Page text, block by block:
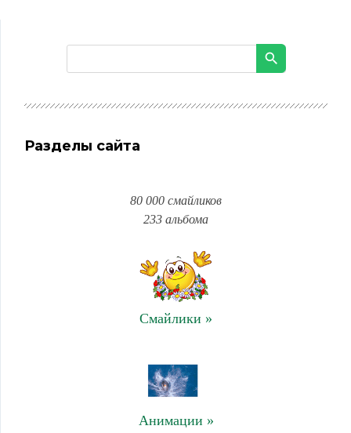
Разделы сайта
80 000 смайликов
233 альбома
Смайлики »
Анимации »